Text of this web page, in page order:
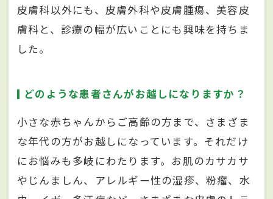
皮膚科以外にも、皮膚外科や皮膚腫瘍、美容皮
膚科と、診療の幅が広いことにも興味を持ちま
した。
どのような患者さんがお越しになりますか？
小さな赤ちゃんからご高齢の方まで、さまざま
な年代の方がお越しになっています。それだけ
にお悩みも多岐にわたります。お肌のカサカサ
やじんましん、アレルギー性の湿疹、粉瘤、水